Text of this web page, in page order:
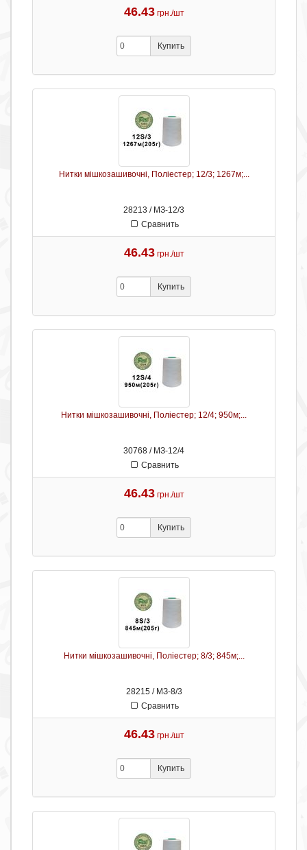
46.43 грн./шт
Купить
Нитки мішкозашивочні, Поліестер; 12/3; 1267м;...
28213 / МЗ-12/3
Сравнить
46.43 грн./шт
Купить
Нитки мішкозашивочні, Поліестер; 12/4; 950м;...
30768 / МЗ-12/4
Сравнить
46.43 грн./шт
Купить
Нитки мішкозашивочні, Поліестер; 8/3; 845м;...
28215 / МЗ-8/3
Сравнить
46.43 грн./шт
Купить